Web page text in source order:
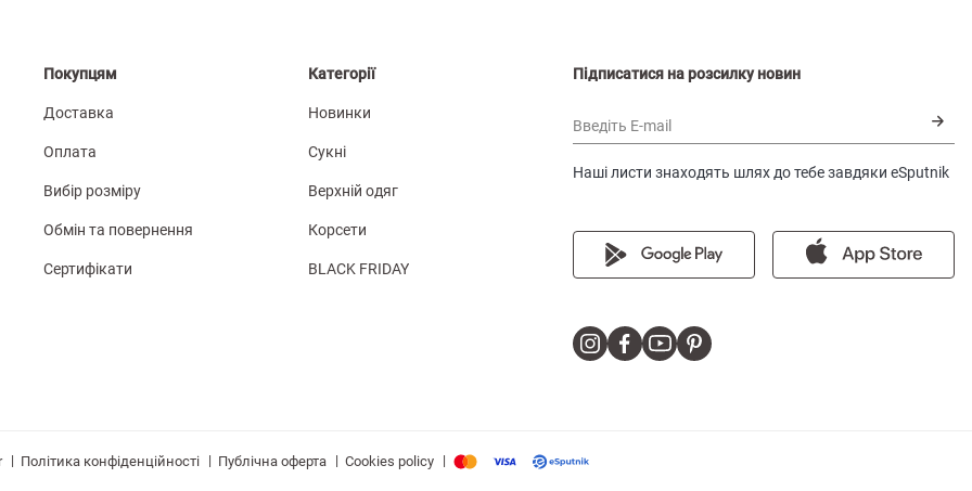
Покупцям
Доставка
Оплата
Вибір розміру
Обмін та повернення
Сертифікати
Категорії
Новинки
Сукні
Верхній одяг
Корсети
BLACK FRIDAY
Підписатися на розсилку новин
Введіть E-mail
Наші листи знаходять шлях до тебе завдяки eSputnik
| Політика конфіденційності | Публічна оферта | Cookies policy |